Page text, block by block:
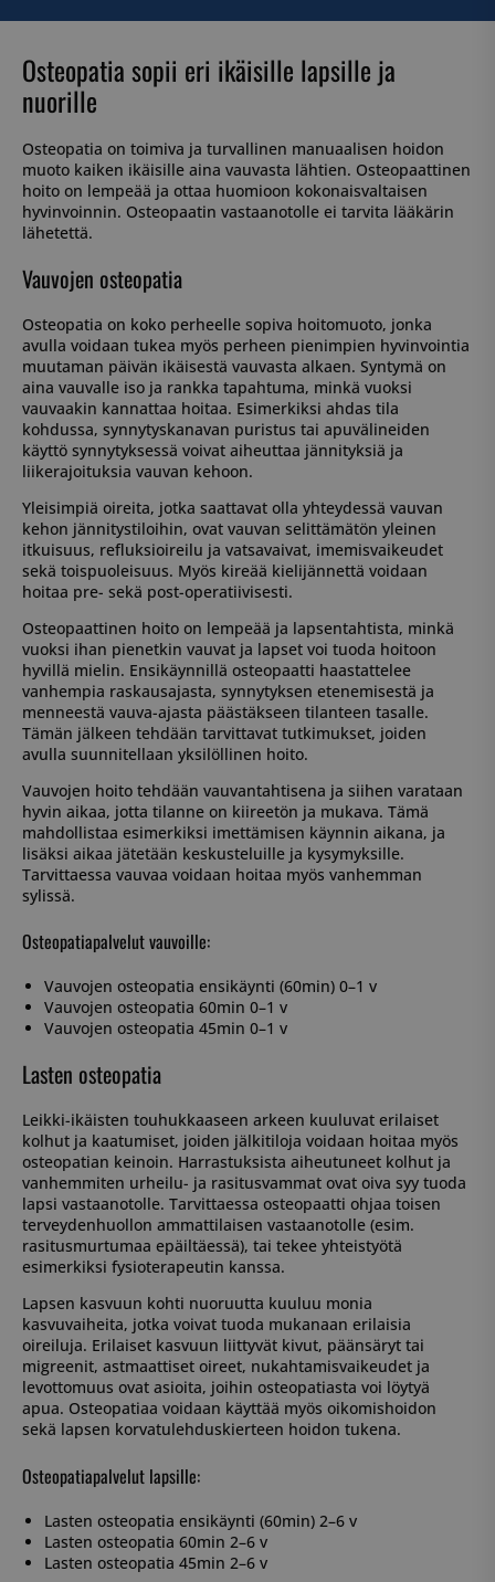
Osteopatia sopii eri ikäisille lapsille ja
nuorille
Osteopatia on toimiva ja turvallinen manuaalisen hoidon
muoto kaiken ikäisille aina vauvasta lähtien. Osteopaattinen
hoito on lempeää ja ottaa huomioon kokonaisvaltaisen
hyvinvoinnin. Osteopaatin vastaanotolle ei tarvita lääkärin
lähetettä.
Vauvojen osteopatia
Osteopatia on koko perheelle sopiva hoitomuoto, jonka
avulla voidaan tukea myös perheen pienimpien hyvinvointia
muutaman päivän ikäisestä vauvasta alkaen. Syntymä on
aina vauvalle iso ja rankka tapahtuma, minkä vuoksi
vauvaakin kannattaa hoitaa. Esimerkiksi ahdas tila
kohdussa, synnytyskanavan puristus tai apuvälineiden
käyttö synnytyksessä voivat aiheuttaa jännityksiä ja
liikerajoituksia vauvan kehoon.
Yleisimpiä oireita, jotka saattavat olla yhteydessä vauvan
kehon jännitystiloihin, ovat vauvan selittämätön yleinen
itkuisuus, refluksioireilu ja vatsavaivat, imemisvaikeudet
sekä toispuoleisuus. Myös kireää kielijännettä voidaan
hoitaa pre- sekä post-operatiivisesti.
Osteopaattinen hoito on lempeää ja lapsentahtista, minkä
vuoksi ihan pienetkin vauvat ja lapset voi tuoda hoitoon
hyvillä mielin. Ensikäynnillä osteopaatti haastattelee
vanhempia raskausajasta, synnytyksen etenemisestä ja
menneestä vauva-ajasta päästäkseen tilanteen tasalle.
Tämän jälkeen tehdään tarvittavat tutkimukset, joiden
avulla suunnitellaan yksilöllinen hoito.
Vauvojen hoito tehdään vauvantahtisena ja siihen varataan
hyvin aikaa, jotta tilanne on kiireetön ja mukava. Tämä
mahdollistaa esimerkiksi imettämisen käynnin aikana, ja
lisäksi aikaa jätetään keskusteluille ja kysymyksille.
Tarvittaessa vauvaa voidaan hoitaa myös vanhemman
sylissä.
Osteopatiapalvelut vauvoille:
Vauvojen osteopatia ensikäynti (60min) 0–1 v
Vauvojen osteopatia 60min 0–1 v
Vauvojen osteopatia 45min 0–1 v
Lasten osteopatia
Leikki-ikäisten touhukkaaseen arkeen kuuluvat erilaiset
kolhut ja kaatumiset, joiden jälkitiloja voidaan hoitaa myös
osteopatian keinoin. Harrastuksista aiheutuneet kolhut ja
vanhemmiten urheilu- ja rasitusvammat ovat oiva syy tuoda
lapsi vastaanotolle. Tarvittaessa osteopaatti ohjaa toisen
terveydenhuollon ammattilaisen vastaanotolle (esim.
rasitusmurtumaa epäiltäessä), tai tekee yhteistyötä
esimerkiksi fysioterapeutin kanssa.
Lapsen kasvuun kohti nuoruutta kuuluu monia
kasvuvaiheita, jotka voivat tuoda mukanaan erilaisia
oireiluja. Erilaiset kasvuun liittyvät kivut, päänsäryt tai
migreenit, astmaattiset oireet, nukahtamisvaikeudet ja
levottomuus ovat asioita, joihin osteopatiasta voi löytyä
apua. Osteopatiaa voidaan käyttää myös oikomishoidon
sekä lapsen korvatulehduskierteen hoidon tukena.
Osteopatiapalvelut lapsille:
Lasten osteopatia ensikäynti (60min) 2–6 v
Lasten osteopatia 60min 2–6 v
Lasten osteopatia 45min 2–6 v